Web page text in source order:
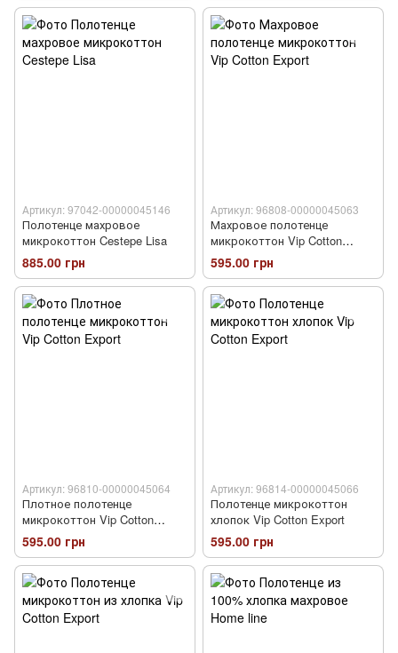
Артикул: 97042-00000045146
Полотенце махровое
микрокоттон Cestepe Lisa
885.00 грн
Артикул: 96808-00000045063
Махровое полотенце
микрокоттон Vip Cotton
Export
595.00 грн
Артикул: 96810-00000045064
Плотное полотенце
микрокоттон Vip Cotton
Export
595.00 грн
Артикул: 96814-00000045066
Полотенце микрокоттон
хлопок Vip Cotton Export
595.00 грн